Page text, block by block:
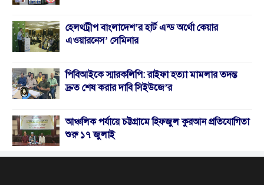
হেলথট্রীপ বাংলাদেশ’র হার্ট এন্ড অর্থো কেয়ার
এওয়ারনেস’ সেমিনার
পিবিআইকে স্মারকলিপি: রাইফা হত্যা মামলার তদন্ত
দ্রুত শেষ করার দাবি সিইউজে’র
আঞ্চলিক পর্যায়ে চট্টগ্রামে হিফজুল কুরআন প্রতিযোগিতা
শুরু ১৭ জুলাই